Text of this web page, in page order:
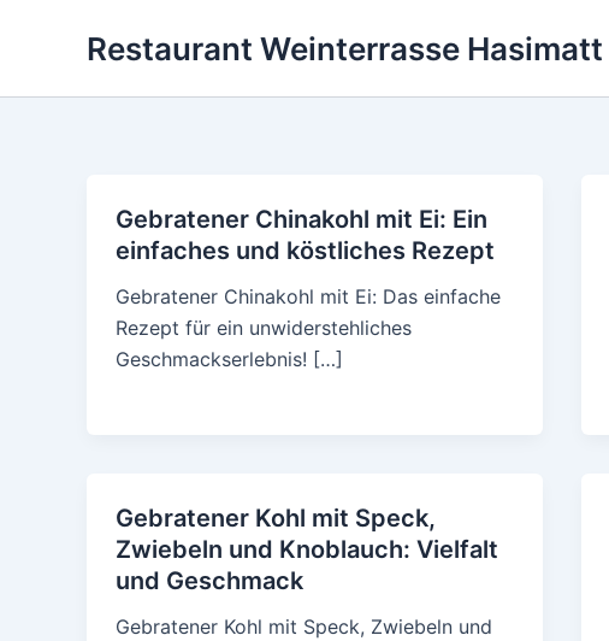
Restaurant Weinterrasse Hasimatt
Gebratener Chinakohl mit Ei: Ein
einfaches und köstliches Rezept
Gebratener Chinakohl mit Ei: Das einfache
Rezept für ein unwiderstehliches
Geschmackserlebnis! […]
Gebratener Kohl mit Speck,
Zwiebeln und Knoblauch: Vielfalt
und Geschmack
Gebratener Kohl mit Speck, Zwiebeln und